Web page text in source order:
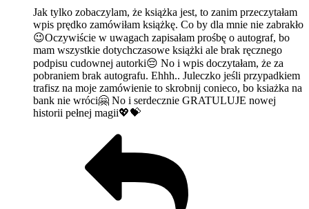
Jak tylko zobaczylam, że książka jest, to zanim przeczytałam
wpis prędko zamówiłam książkę. Co by dla mnie nie zabrakło
😉Oczywiście w uwagach zapisałam prośbę o autograf, bo
mam wszystkie dotychczasowe książki ale brak ręcznego
podpisu cudownej autorki😔 No i wpis doczytałam, że za
pobraniem brak autografu. Ehhh.. Juleczko jeśli przypadkiem
trafisz na moje zamówienie to skrobnij conieco, bo ksiażka na
bank nie wróci🤗 No i serdecznie GRATULUJE nowej
historii pełnej magii💖💝